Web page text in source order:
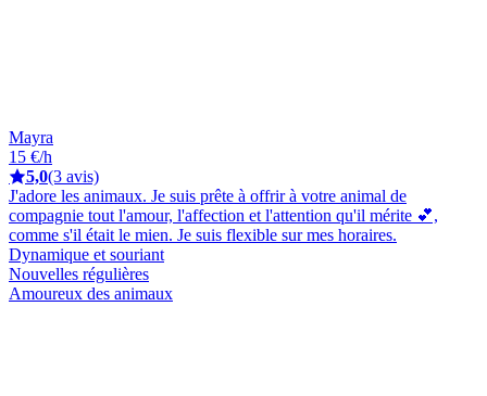
Mayra
15 €/h
5,0(3 avis)
J'adore les animaux. Je suis prête à offrir à votre animal de
compagnie tout l'amour, l'affection et l'attention qu'il mérite 💕,
comme s'il était le mien. Je suis flexible sur mes horaires.
Dynamique et souriant
Nouvelles régulières
Amoureux des animaux